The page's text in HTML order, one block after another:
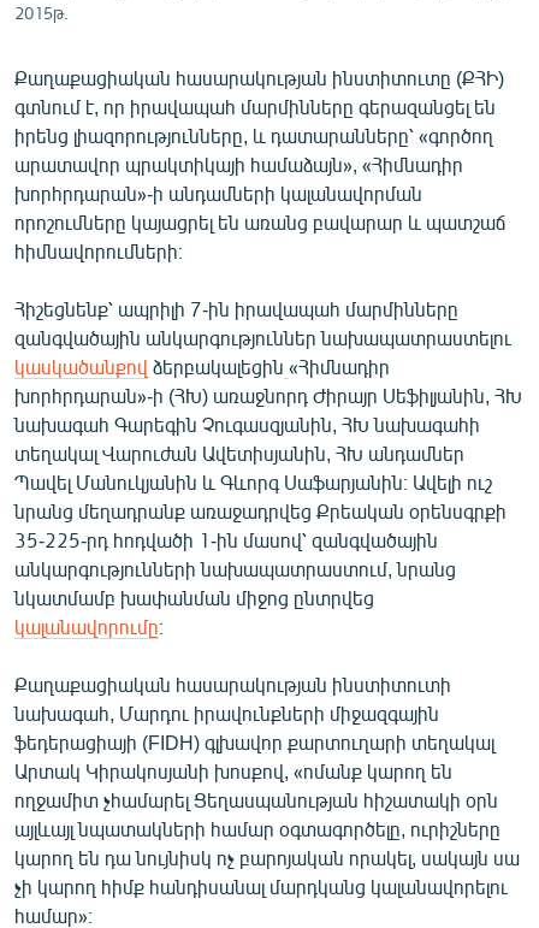
ԿՈՐՈՆԱՎԻՐՈՒՍ
ՏԵՍԱՆՅՈՒԹԵՐ
ԲԱՆԱՎԵՃ
ՁԳՏԵԼՈՎ ԼԱՎԱԳՈՒՅՆԻՆ
ՓՈԴՔԱՍԹ
Հայերեն
English
Русский
ՀԵՏԵՎԵՔ ՄԵԶ
«Ազատության» բոլոր կայքերը
2015թ.
Քաղաքացիական հասարակության ինստիտուտը (ՔՀԻ)
գտնում է, որ իրավապահ մարմինները գերազանցել են
իրենց լիազորությունները, և դատարանները՝ «գործող
արատավոր պրակտիկայի համաձայն», «Հիմնադիր
խորհրդարան»-ի անդամների կալանավորման
որոշումները կայացրել են առանց բավարար և պատշաճ
հիմնավորումների։
Հիշեցնենք՝ ապրիլի 7-ին իրավապահ մարմինները
զանգվածային անկարգություններ նախապատրաստելու
կասկածանքով ձերբակալեցին «Հիմնադիր
խորհրդարան»-ի (ՀԽ) առաջնորդ Ժիրայր Սեֆիլյանին, ՀԽ
նախագահ Գարեգին Չուգասզյանին, ՀԽ նախագահի
տեղակալ Վարուժան Ավետիսյանին, ՀԽ անդամներ
Պավել Մանուկյանին և Գևորգ Սաֆարյանին։ Ավելի ուշ
նրանց մեղադրանք առաջադրվեց Քրեական օրենսգրքի
35-225-րդ հոդվածի 1-ին մասով՝ զանգվածային
անկարգությունների նախապատրաստում, նրանց
նկատմամբ խափանման միջոց ընտրվեց
կալանավորումը։
Քաղաքացիական հասարակության ինստիտուտի
նախագահ, Մարդու իրավունքների միջազգային
ֆեդերացիայի (FIDH) գլխավոր քարտուղարի տեղակալ
Արտակ Կիրակոսյանի խոսքով, «ոմանք կարող են
ողջամիտ չհամարել Ցեղասպանության հիշատակի օրն
այլևայլ նպատակների համար օգտագործելը, ուրիշները
կարող են դա նույնիսկ ոչ բարոյական որակել, սակայն սա
չի կարող հիմք հանդիսանալ մարդկանց կալանավորելու
համար»։